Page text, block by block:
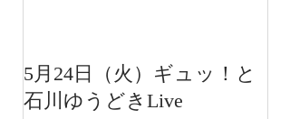
5月24日（火）ギュッ！と
石川ゆうどきLive